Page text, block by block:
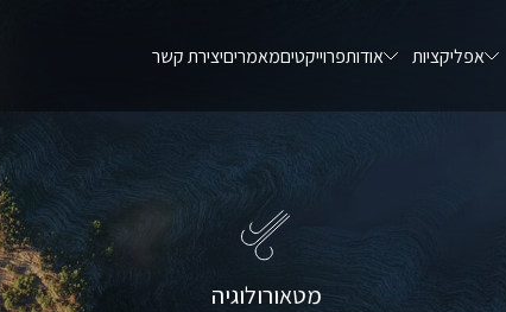
אפליקציות אודותפרוייקטיםמאמריםיצירת קשר
מטאורולוגיה